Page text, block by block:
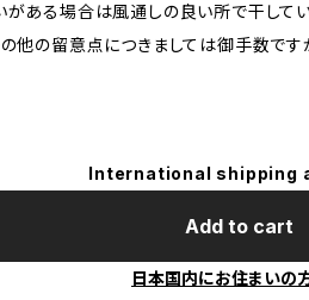
ある場合は風通しの良い所で干してい
他の留意点につきましては御手数で
International shipping
Add to cart
日本国内にお住まいの